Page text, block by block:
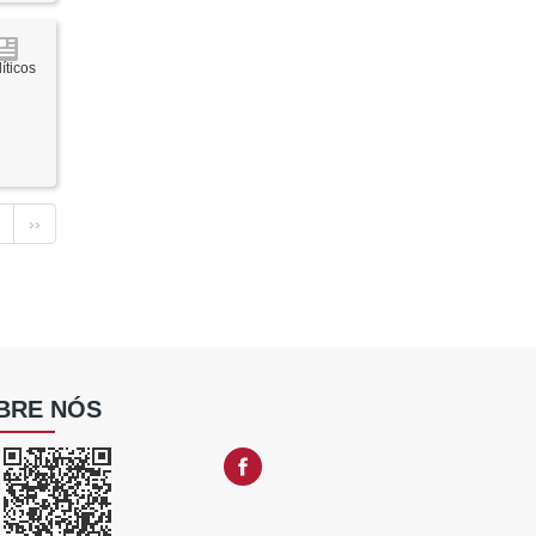
››
NÓS